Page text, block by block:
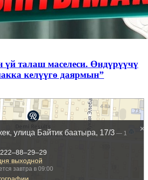
үй талаш маселеси. Өндүрүүчү
келүүгө даярмын”